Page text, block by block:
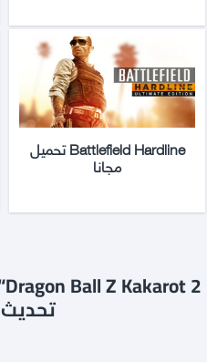
Battlefield Hardline تحميل
مجانا
تحديث 2.20”